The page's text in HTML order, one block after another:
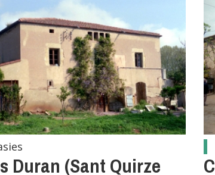
Duran (Sant Quirze